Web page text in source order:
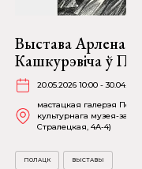
Выстава Арлена
Кашкурэвіча ў
20.05.2026 10:00 -
мастацкая галерэя
культурнага музея-
Стралецкая, 4A-4)
ПОЛАЦК ВЫСТАВЫ